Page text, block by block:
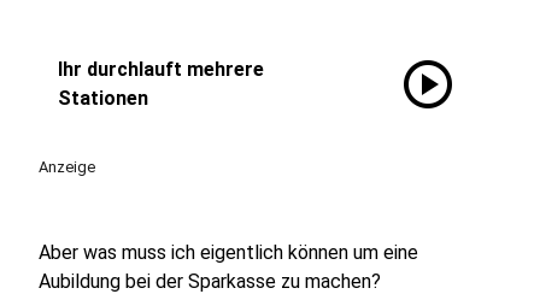
Ihr durchlauft mehrere
Stationen
play_circle
Anzeige
Aber was muss ich eigentlich können um eine
Aubildung bei der Sparkasse zu machen?